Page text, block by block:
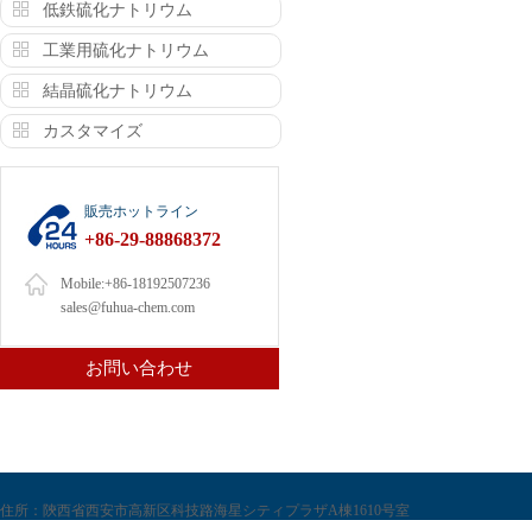
低鉄硫化ナトリウム
工業用硫化ナトリウム
結晶硫化ナトリウム
カスタマイズ
販売ホットライン
+86-29-88868372
Mobile:+86-18192507236
sales@fuhua-chem.com
お問い合わせ
住所：陝西省西安市高新区科技路海星シティプラザA棟1610号室